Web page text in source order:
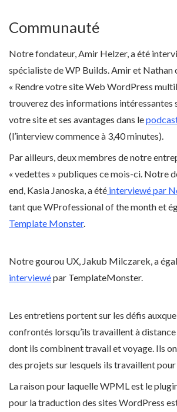
Communauté
Notre fondateur, Amir Helzer, a été
spécialiste de WP Builds. Amir et Nathan
« Rendre votre site Web WordPress
trouverez des informations intéressantes
votre site et ses avantages dans le
(l’interview commence à 3,40 minutes).
Par ailleurs, deux membres de notre
« vedettes » publiques ce mois-ci. Notre
end, Kasia Janoska, a été interviewé par
tant que WProfessional of the month et
Template Monster.
Notre gourou UX, Jakub Milczarek, a
interviewépar TemplateMonster.
Les entretiens portent sur les défis
confrontés lorsqu’ils travaillent à
dont ils combinent travail et voyage. Ils
des projets sur lesquels ils travaillent
La raison pour laquelle WPML est le
pour la traduction des sites WordPress